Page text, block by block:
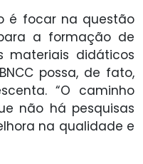
é focar na questão
a formação de
materiais didáticos
possa, de fato,
“O caminho
não há pesquisas
na qualidade e